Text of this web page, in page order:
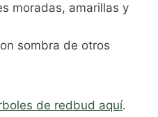
moradas, amarillas y
sombra de otros
de redbud aquí.